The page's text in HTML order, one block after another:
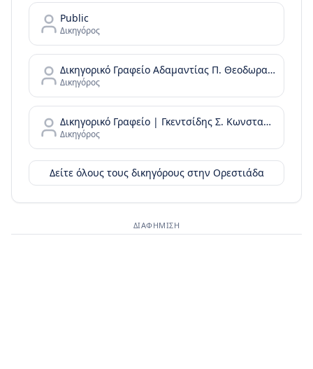
Public
Δικηγόρος
Δικηγορικό Γραφείο Αδαμαντίας Π. Θεοδωρακοπούλου
Δικηγόρος
Δικηγορικό Γραφείο | Γκεντσίδης Σ. Κωνσταντίνος
Δικηγόρος
Δείτε όλους τους δικηγόρους στην Ορεστιάδα
ΔΙΑΦΉΜΙΣΗ